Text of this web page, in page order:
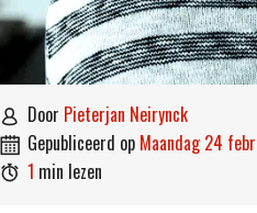
 door Pieterjan Neirynck
 gepubliceerd op maandag 24
 1 min lezen